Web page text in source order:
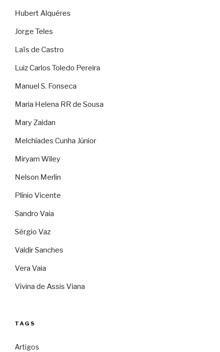
Hubert Alquéres
Jorge Teles
Laïs de Castro
Luiz Carlos Toledo Pereira
Manuel S. Fonseca
Maria Helena RR de Sousa
Mary Zaidan
Melchíades Cunha Júnior
Miryam Wiley
Nelson Merlin
Plínio Vicente
Sandro Vaia
Sérgio Vaz
Valdir Sanches
Vera Vaia
Vivina de Assis Viana
TAGS
Artigos